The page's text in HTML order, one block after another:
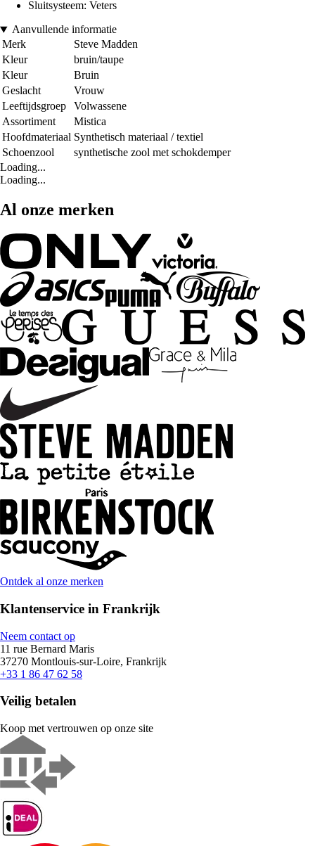
Sluitsysteem: Veters
Aanvullende informatie
Merk
Steve Madden
Kleur
bruin/taupe
Kleur
Bruin
Geslacht
Vrouw
Leeftijdsgroep
Volwassene
Assortiment
Mistica
Hoofdmateriaal Synthetisch materiaal / textiel
Schoenzool
synthetische zool met schokdemper
Loading...
Loading...
Al onze merken
Ontdek al onze merken
Klantenservice in Frankrijk
Neem contact op
11 rue Bernard Maris
37270 Montlouis-sur-Loire, Frankrijk
+33 1 86 47 62 58
Veilig betalen
Koop met vertrouwen op onze site